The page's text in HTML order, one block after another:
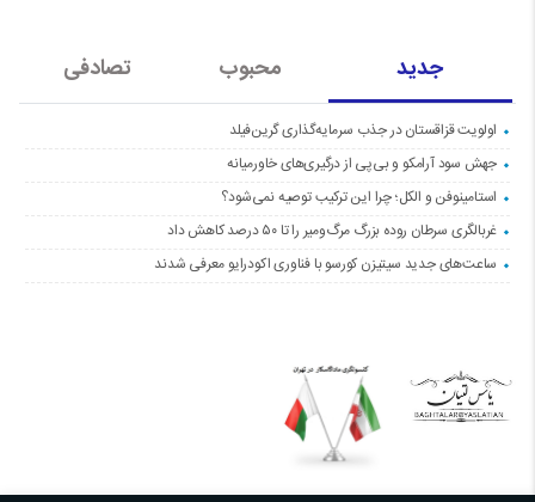
جدید محبوب تصادفی
اولویت قزاقستان در جذب سرمایه‌گذاری گرین‌فیلد
جهش سود آرامکو و بی‌پی از درگیری‌های خاورمیانه
استامینوفن و الکل؛ چرا این ترکیب توصیه نمی‌شود؟
غربالگری سرطان روده بزرگ مرگ‌ومیر را تا ۵۰ درصد کاهش داد
ساعت‌های جدید سیتیزن کورسو با فناوری اکودرایو معرفی شدند